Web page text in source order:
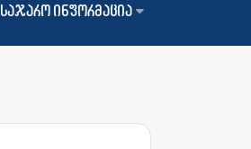
საჯარო ინფორმაცია